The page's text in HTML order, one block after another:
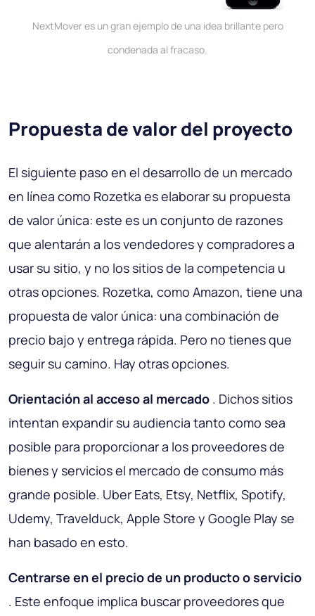
NextMover es un gran ejemplo de una idea brillante pero
condenada al fracaso.
Propuesta de valor del proyecto
El siguiente paso en el desarrollo de un mercado
en línea como Rozetka es elaborar su propuesta
de valor única: este es un conjunto de razones
que alentarán a los vendedores y compradores a
usar su sitio, y no los sitios de la competencia u
otras opciones. Rozetka, como Amazon, tiene una
propuesta de valor única: una combinación de
precio bajo y entrega rápida. Pero no tienes que
seguir su camino. Hay otras opciones.
Orientación al acceso al mercado . Dichos sitios
intentan expandir su audiencia tanto como sea
posible para proporcionar a los proveedores de
bienes y servicios el mercado de consumo más
grande posible. Uber Eats, Etsy, Netflix, Spotify,
Udemy, Travelduck, Apple Store y Google Play se
han basado en esto.
Centrarse en el precio de un producto o servicio
. Este enfoque implica buscar proveedores que